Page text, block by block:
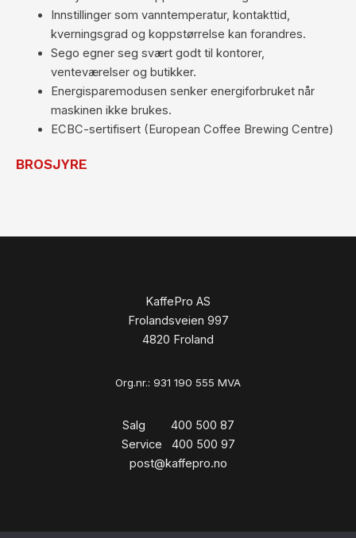
Innstillinger som vanntemperatur, kontakttid,
kverningsgrad og koppstørrelse kan forandres.
Sego egner seg svært godt til kontorer,
venteværelser og butikker.
Energisparemodusen senker energiforbruket når
maskinen ikke brukes.
ECBC-sertifisert (European Coffee Brewing Centre)
BROSJYRE
KaffePro AS
Frolandsveien 997
4820 Froland
Org.nr.: 931 190 555 MVA
Salg 400 500 87
Service 400 500 97
post@kaffepro.no